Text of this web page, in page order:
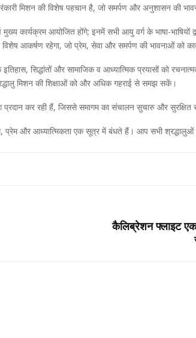
मिशन की विशेष पहचान है, जो समर्पण और अनुशासन की
कार्यक्रम आयोजित होंगे; इनमें सभी आयु वर्ग के भाषा-भाषियों
आकर्षण रहेगा, जो प्रेम, सेवा और समर्पण की भावनाओं को
सिद्धांतों और सामाजिक व आध्यात्मिक प्रयासों को
मिशन की शिक्षाओं को और अधिक गहराई से समझ सकें।
प्रदान कर रही हैं, जिससे समागम का संचालन सुचारु और
और आध्यात्मिकता एक सूत्र में बंधते हैं। आप सभी श्रद्धालुओं एवं
कैलिब्रेशन फ्लाइट एक